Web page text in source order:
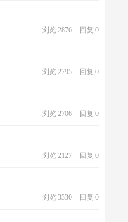
浏览 2876 回复 0
浏览 2795 回复 0
浏览 2706 回复 0
浏览 2127 回复 0
浏览 3330 回复 0